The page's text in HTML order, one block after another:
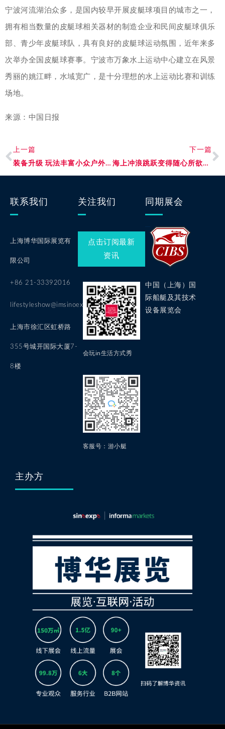
宁波河流湖泊众多，是国内较早开展皮艇球项目的城市之一，
拥有相当数量的皮艇球相关器材的制造企业和民间皮艇球俱乐
部、青少年皮艇球队，具有良好的皮艇球运动氛围，近年来多
次举办全国皮艇球赛事。宁波市万象水上运动中心建立在风景
秀丽的姚江畔，水域宽广，是十分理想的水上运动比赛和训练
场地。
来源：中国日报
上一篇
装备升级 玩法丰富小众户外运动掀起大众潮流
下一篇
海上冲浪跳跃变得随心所欲——深入了解MasterCraft的滑水技术
联系我们
上海博华国际展览有
限公司
+86 21-33392016
lifestyleshow@imsinoexpo.com
上海市徐汇区虹桥路
355号城开国际大厦7-
8楼
关注我们
点击订阅最新
资讯
会玩in生活方式秀
客服号：游小艇
同期展会
中国（上海）国
际船艇及其技术
设备展览会
主办方